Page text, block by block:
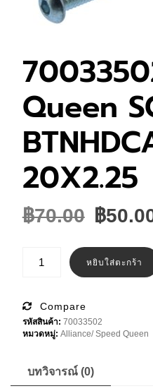
Queen
20X2.25
฿70.00
was:
฿
฿
70033502
SKT
BTNHDCAP1/4-
20X2.25
ชิ้น
หยิบใส่ตะกร้า
Compare
รหัสสินค้า: 70033502
หมวดหมู่: Alliance/ Speed Queen
บทวิจารณ์ (0)